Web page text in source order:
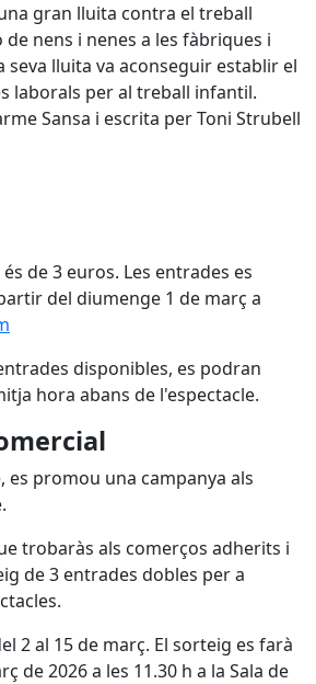
gran lluita contra el treball
nens i nenes a les fàbriques i
seva lluita va aconseguir establir el
laborals per al treball infantil.
Sansa i escrita per Toni Strubell
de 3 euros. Les entrades es
del diumenge 1 de març a
disponibles, es podran
hora abans de l'espectacle.
es promou una campanya als
trobaràs als comerços adherits i
de 3 entrades dobles per a
2 al 15 de març. El sorteig es farà
de 2026 a les 11.30 h a la Sala de